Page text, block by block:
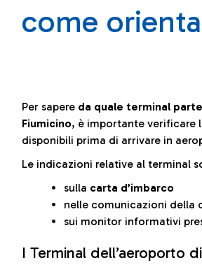
come
Per sapere da quale terminal
Fiumicino, è importante verificare
disponibili prima di arrivare in
Le indicazioni relative al terminal
sulla carta d’imbarco
nelle comunicazioni della
sui monitor informativi
I Terminal dell’aeroporto